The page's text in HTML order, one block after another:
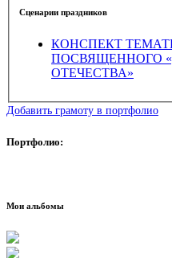
Сценарии праздников
КОНСПЕКТ
ПОСВЯЩЕННОГО
ОТЕЧЕСТВА»
Добавить грамоту в портфолио
Портфолио:
Мои альбомы